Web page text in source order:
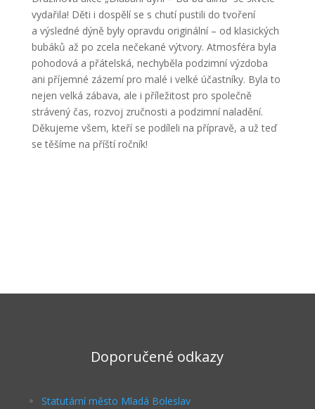
vydařila! Děti i dospělí se s chutí pustili do tvoření
a výsledné dýně byly opravdu originální – od klasických
bubáků až po zcela nečekané výtvory. Atmosféra byla
pohodová a přátelská, nechyběla podzimní výzdoba
ani příjemné zázemí pro malé i velké účastníky. Byla to
nejen velká zábava, ale i příležitost pro společně
strávený čas, rozvoj zručnosti a podzimní naladění.
Děkujeme všem, kteří se podíleli na přípravě, a už teď
se těšíme na příští ročník!
Doporučené odkazy
Statutární město Mladá Boleslav